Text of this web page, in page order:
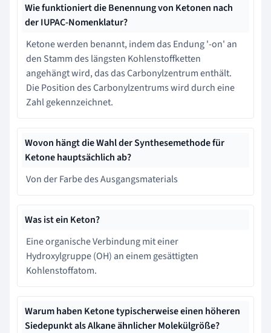
Wie funktioniert die Benennung von Ketonen nach
der IUPAC-Nomenklatur?
Ketone werden benannt, indem das Endung '-on' an
den Stamm des längsten Kohlenstoffketten
angehängt wird, das das Carbonylzentrum enthält.
Die Position des Carbonylzentrums wird durch eine
Zahl gekennzeichnet.
Wovon hängt die Wahl der Synthesemethode für
Ketone hauptsächlich ab?
Von der Farbe des Ausgangsmaterials
Was ist ein Keton?
Eine organische Verbindung mit einer
Hydroxylgruppe (OH) an einem gesättigten
Kohlenstoffatom.
Warum haben Ketone typischerweise einen höheren
Siedepunkt als Alkane ähnlicher Molekülgröße?